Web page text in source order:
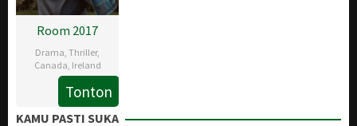
Room 2017
Drama ,Thriller,
Canada Ireland
16
Oct
Lenny
Abrahamson
Tonton
KAMU PASTI SUKA